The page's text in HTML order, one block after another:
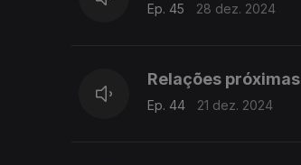
Ep. 45 28 dez. 2024
Relações próximas
Ep. 44 21 dez. 2024